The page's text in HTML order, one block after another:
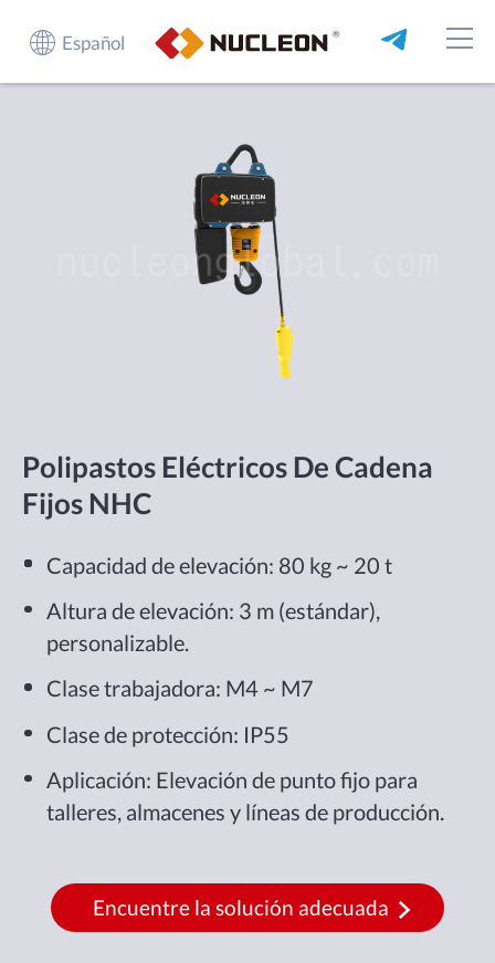
Español
Polipastos Eléctricos De Cadena
Fijos NHC
Capacidad de elevación: 80 kg ~ 20 t
Altura de elevación: 3 m (estándar),
personalizable.
Clase trabajadora: M4 ~ M7
Clase de protección: IP55
Aplicación: Elevación de punto fijo para
talleres, almacenes y líneas de producción.
Encuentre la solución adecuada